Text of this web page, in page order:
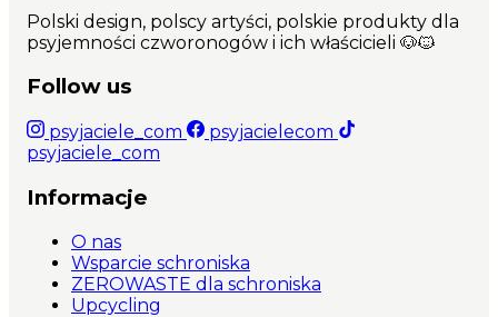
Polski design, polscy artyści, polskie produkty dla
psyjemności czworonogów i ich właścicieli 🐶🐱
Follow us
psyjaciele_com
psyjacielecom
psyjaciele_com
Informacje
O nas
Wsparcie schroniska
ZEROWASTE dla schroniska
Upcycling